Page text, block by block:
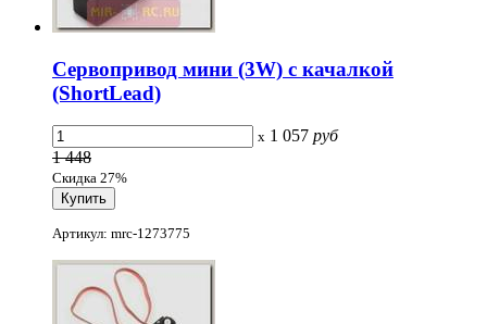
Сервопривод мини (3W) с качалкой
(ShortLead)
x 1 057 руб
1 448
Скидка 27%
Артикул: mrc-1273775